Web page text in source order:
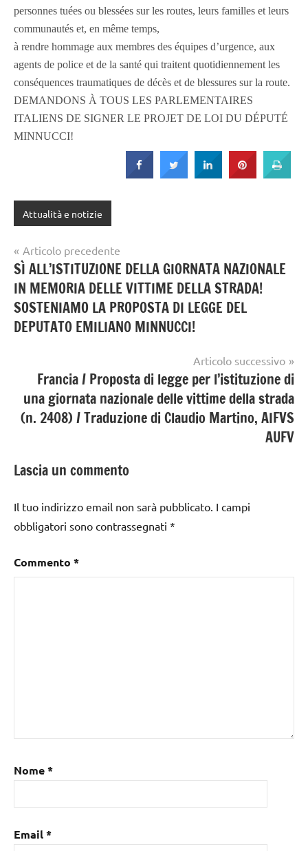
personnes tuées ou blessées sur les routes, leurs familles et leurs
communautés et, en même temps,
à rendre hommage aux membres des équipes d’urgence, aux
agents de police et de la santé qui traitent quotidiennement les
conséquences traumatiques de décès et de blessures sur la route.
DEMANDONS À TOUS LES PARLEMENTAIRES
ITALIENS DE SIGNER LE PROJET DE LOI DU DÉPUTÉ
MINNUCCI!
Attualità e notizie
Navigazione
articoli
Articolo precedente
SÌ ALL’ISTITUZIONE DELLA GIORNATA NAZIONALE
IN MEMORIA DELLE VITTIME DELLA STRADA!
SOSTENIAMO LA PROPOSTA DI LEGGE DEL
DEPUTATO EMILIANO MINNUCCI!
Articolo successivo
Francia / Proposta di legge per l’istituzione di
una giornata nazionale delle vittime della strada
(n. 2408) / Traduzione di Claudio Martino, AIFVS
AUFV
Lascia un commento
Il tuo indirizzo email non sarà pubblicato. I campi
obbligatori sono contrassegnati *
Commento *
Nome*
Email*